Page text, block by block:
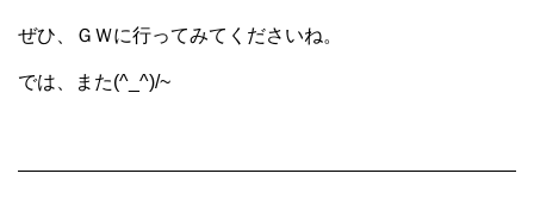
ぜひ、ＧＷに行ってみてくださいね。
では、また(^_^)/~